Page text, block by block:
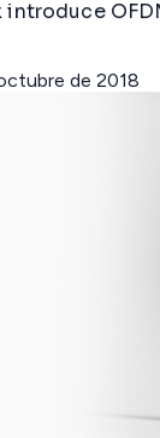
introduce
de 2018